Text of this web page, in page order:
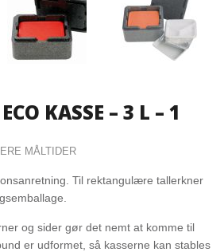
KASSE – 3 L – 1
MÅLTIDER
Til rektangulære tallerkner
og sider gør det nemt at komme til
er udformet, så kasserne kan stables